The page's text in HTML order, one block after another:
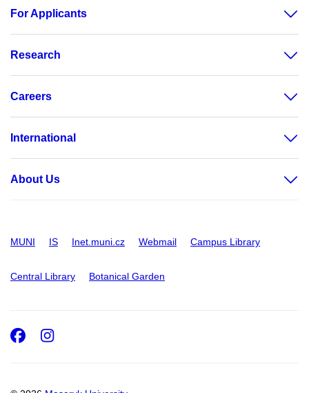
For Applicants
Research
Careers
International
About Us
MUNI IS Inet.muni.cz Webmail Campus Library
Central Library Botanical Garden
Facebook
Instagram